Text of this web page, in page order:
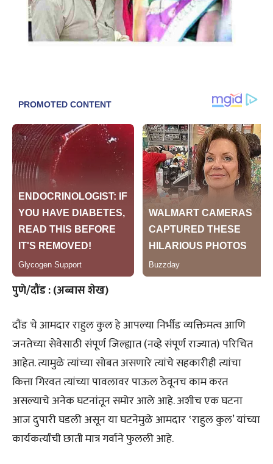
पुणे/दौंड : (अब्बास शेख)
दौंड चे आमदार राहुल कुल हे आपल्या निर्भीड व्यक्तिमत्व आणि
जनतेच्या सेवेसाठी संपूर्ण जिल्ह्यात (नव्हे संपूर्ण राज्यात) परिचित
आहेत. त्यामुळे त्यांच्या सोबत असणारे त्यांचे सहकारीही त्यांचा
कित्ता गिरवत त्यांच्या पावलावर पाऊल ठेवूनच काम करत
असल्याचे अनेक घटनांतून समोर आले आहे. अशीच एक घटना
आज दुपारी घडली असून या घटनेमुळे आमदार ‛राहुल कुल’ यांच्या
कार्यकर्त्यांची छाती मात्र गर्वाने फुलली आहे.